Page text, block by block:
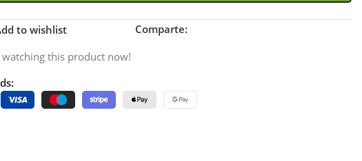
to wishlist Comparte:
watching this product now!